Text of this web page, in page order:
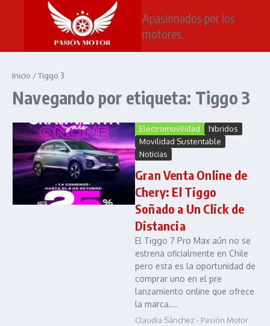
Saltar al contenido
Apasionados por los
motores.
Inicio /Tiggo 3
Navegando por etiqueta: Tiggo 3
Electromovilidad
hibridos
Movilidad Sustentable
Noticias
Gran Venta Online de
Chery: El Tiggo
Soñado a Un Click de
Distancia
El Tiggo 7 Pro Max aún no se
estrena oficialmente en Chile
pero esta es la oportunidad de
comprar uno en el pre
lanzamiento online que ofrece
la marca....
Claudia Sánchez - Pasión Motor